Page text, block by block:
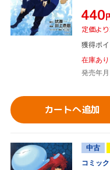
¥440
定価よ
獲得ポ
在庫あり
発売年
カートへ追加
中古
コミック